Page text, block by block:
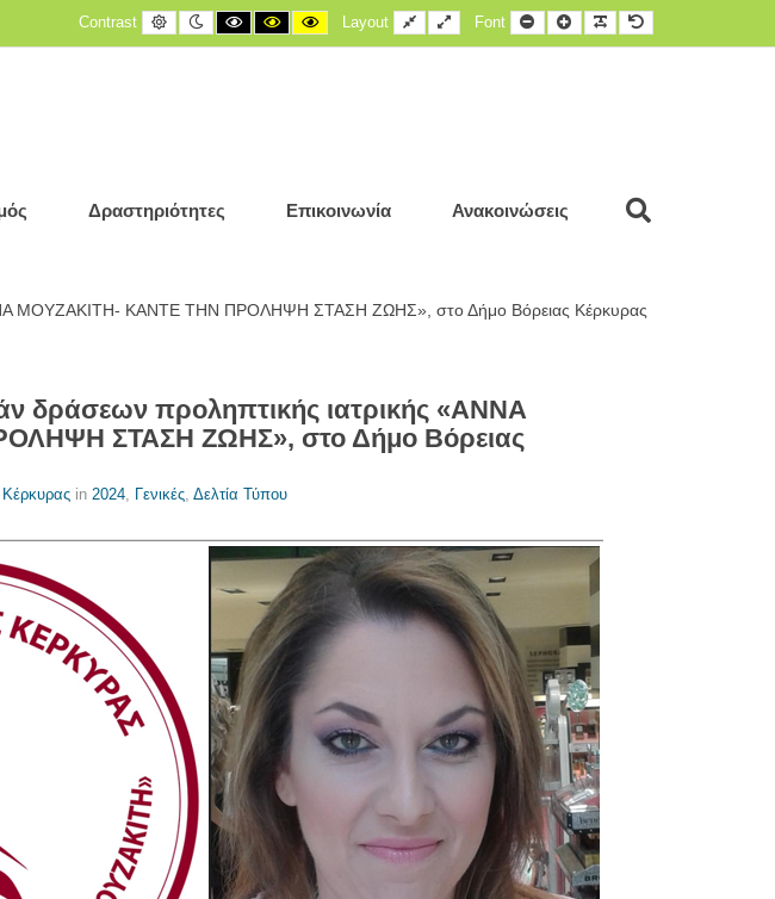
Contrast
Default
contrast
Night
contrast
Black
and
White
Black
and
Yellow
Yellow
and
Black
Layout
Fixed
layout
Wide
layout
Font
Smaller
Font
Larger
Font
Readable
Font Font
Δραστηριότητες Επικοινωνία Ανακοινώσεις
ΜΟΥΖΑΚΙΤΗ- ΚΑΝΤΕ ΤΗΝ ΠΡΟΛΗΨΗ ΣΤΑΣΗ ΖΩΗΣ», στο Δήμο Βόρειας Κέρκυρας
δράσεων προληπτικής ιατρικής «ΑΝΝΑ
ΣΤΑΣΗ ΖΩΗΣ», στο Δήμο Βόρειας
in 2024, Γενικές, Δελτία Τύπου